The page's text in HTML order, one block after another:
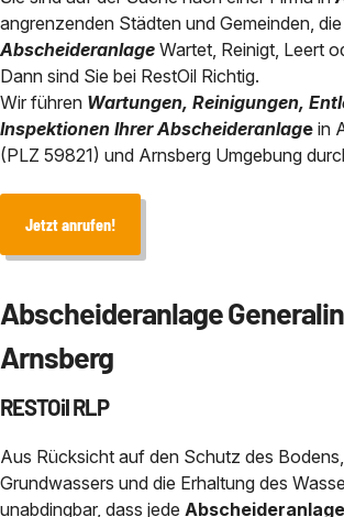
Bauhof /
Service in der Nähe von
Baden-
Über uns
Kontakt
angrenzenden Städten und Gemeinden,
Abscheideranlage Wartet, Reinigt, Leert
Dann sind Sie bei RestOil Richtig.
Wir führen Wartungen, Reinigungen,
Inspektionen Ihrer Abscheideranlage in
(PLZ 59821) und Arnsberg Umgebung
Jetzt anrufen!
Abscheideranlage
Arnsberg
RESTOil RLP
Aus Rücksicht auf den Schutz des
Grundwassers und die Erhaltung des
unabdingbar, dass jede Abscheideranlage